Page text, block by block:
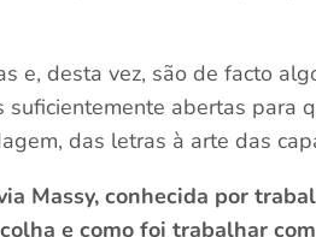
e, desta vez, são de facto
abertas para
das letras à arte das
Massy, conhecida por
e como foi trabalhar